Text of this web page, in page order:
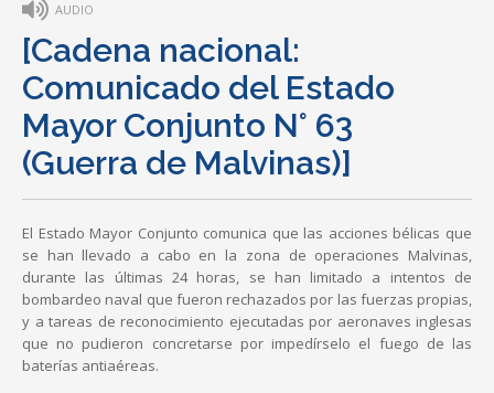
AUDIO
[Cadena nacional:
Comunicado del Estado
Mayor Conjunto N° 63
(Guerra de Malvinas)]
El Estado Mayor Conjunto comunica que las acciones bélicas que
se han llevado a cabo en la zona de operaciones Malvinas,
durante las últimas 24 horas, se han limitado a intentos de
bombardeo naval que fueron rechazados por las fuerzas propias,
y a tareas de reconocimiento ejecutadas por aeronaves inglesas
que no pudieron concretarse por impedírselo el fuego de las
baterías antiaéreas.